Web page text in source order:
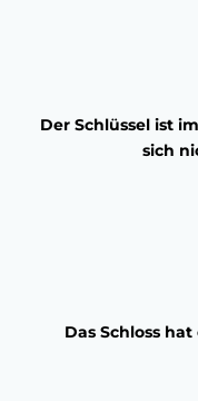
Der Schlüssel ist
sich
Das Schloss